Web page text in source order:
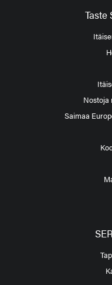
Taste
Nostoja
Saimaa